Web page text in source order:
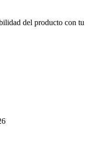
del producto con tu